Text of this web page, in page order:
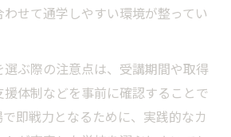
せて通学しやすい環境が整ってい
選ぶ際の注意点は、受講期間や取得
体制などを事前に確認することで
即戦力となるために、実践的なカ